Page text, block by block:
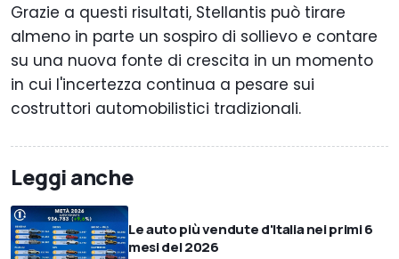
Grazie a questi risultati, Stellantis può tirare
almeno in parte un sospiro di sollievo e contare
su una nuova fonte di crescita in un momento
in cui l'incertezza continua a pesare sui
costruttori automobilistici tradizionali.
Leggi anche
Le auto più vendute d'Italia nei primi 6
mesi del 2026